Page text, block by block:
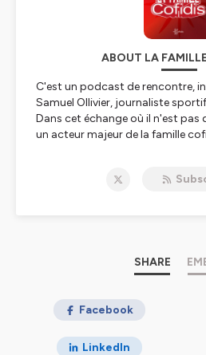
ABOUT LA
C'est un podcast de rencontre,
Samuel Ollivier, journaliste
Dans cet échange où il n'est
un acteur majeur de la famille
Ce qui fait d'elle la personne
SHARE
Facebook
LinkedIn